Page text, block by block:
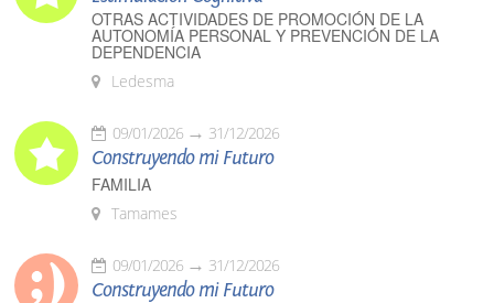
OTRAS ACTIVIDADES DE PROMOCIÓN DE LA
AUTONOMÍA PERSONAL Y PREVENCIÓN DE LA
DEPENDENCIA
Ledesma
09/01/2026 31/12/2026
Construyendo mi Futuro
FAMILIA
Tamames
09/01/2026 31/12/2026
Construyendo mi Futuro